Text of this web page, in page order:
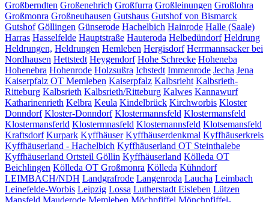
Großberndten Großenehrich Großfurra Großleinungen Großlohra
Großmonra Großneuhausen Gutshaus Gutshof von Bismarck
Gutshof Göllingen Günserode Hachelbich Hainrode Halle (Saale)
Harras Hasselfelde Hauptstraße Hauteroda Helbedündorf Heldrung
Heldrungen, Heldrungen Hemleben Hergisdorf Herrmannsacker bei
Nordhausen Hettstedt Heygendorf Hohe Schrecke Hoheneba
Hohenebra Hohenrode Holzsußra Ichstedt Immenrode Jecha Jena
Kaiserpfalz OT Memleben Kaiserpfalz Kalbsrieht Kalbsrieth-
Ritteburg Kalbsrieth Kalbsrieth/Ritteburg Kalwes Kannawurf
Katharinenrieth Kelbra Keula Kindelbrück Kirchworbis Kloster
Donndorf Kloster-Donndorf Klostermannsfeld Klostermansfeld
Klostermansferld Klostermnasfeld Klosternannsfeld Klotsemansfeld
Kraftsdorf Kurpark Kyffhäuser Kyffhäuserdenkmal Kyffhäuserkreis
Kyffhäuserland - Hachelbich Kyffhäuserland OT Steinthalebe
Kyffhäuserland Ortsteil Göllin Kyffhäuserland Kölleda OT
Beichlingen Kölleda OT Großmonra Kölleda Kühndorf
LEIMBACH/NDH Landgrafrode Langenroda Laucha Leimbach
Leinefelde-Worbis Leipzig Lossa Lutherstadt Eisleben Lützen
Mansfeld Mauderode Memleben Möchpfiffel Mönchpfiffel-